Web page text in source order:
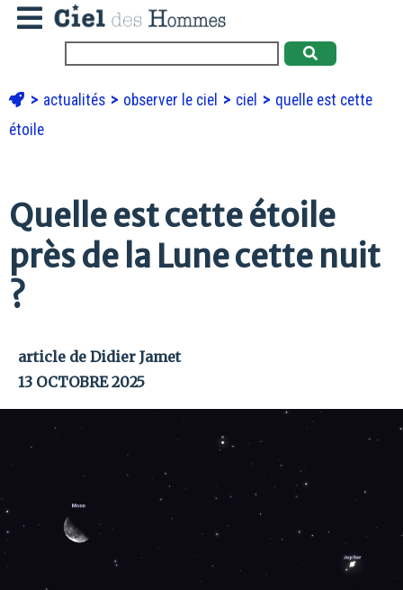
actualités observer le ciel ciel
quelle est cette
étoile
Quelle est cette étoile
près de la Lune cette nuit
?
article de Didier Jamet
13 OCTOBRE 2025